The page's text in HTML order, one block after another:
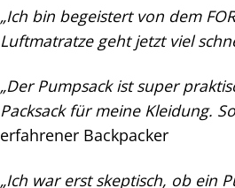
„Ich bin begeistert von dem
Luftmatratze geht jetzt viel
„Der Pumpsack ist super
Packsack für meine Kleidung.
erfahrener Backpacker
„Ich war erst skeptisch, ob ein